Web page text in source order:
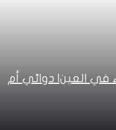
في العين| دوائي أم